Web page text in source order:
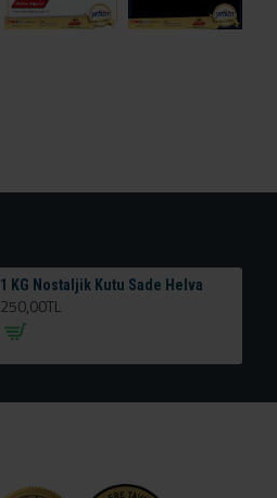
1 KG Nostaljik Kutu Sade Helva
250,00TL